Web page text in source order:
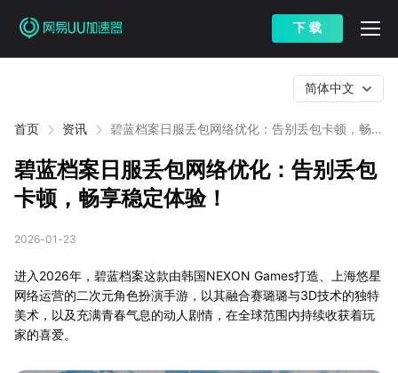
下 载
首页 资讯
碧蓝档案日服丢包网络优化：告别丢包卡顿，畅享
简体中文
碧蓝档案日服丢包网络优化：告别丢包
卡顿，畅享稳定体验！
2026-01-23
进入2026年，碧蓝档案这款由韩国NEXON Games打造、上海悠星
网络运营的二次元角色扮演手游，以其融合赛璐璐与3D技术的独特
美术，以及充满青春气息的动人剧情，在全球范围内持续收获着玩
家的喜爱。